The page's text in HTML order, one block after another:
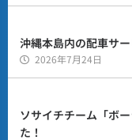
沖縄本島内の配車サ
2026年7月24日
ソサイチチーム「ボ
た！